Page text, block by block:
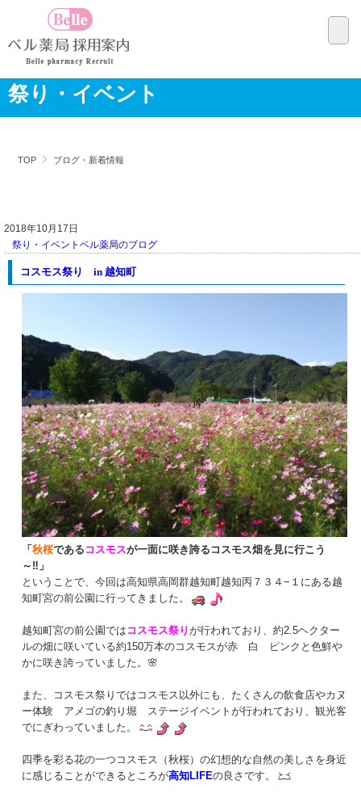
祭り・イベント
TOP ブログ・新着情報
2018年10月17日
祭り・イベント ベル薬局のブログ
コスモス祭り in 越知町
「秋桜である コスモスが一面に咲き誇るコスモス畑を見に行こう
～‼」
ということで、今回は高知県高岡群越知町越知丙７３４−１にある越
知町宮の前公園に行ってきました。
越知町宮の前公園では コスモス祭りが行われており、約2.5ヘクター
ルの畑に咲いている約150万本のコスモスが赤 白 ピンクと色鮮や
かに咲き誇っていました。🌸
また、コスモス祭りではコスモス以外にも、たくさんの飲食店やカヌ
ー体験 アメゴの釣り堀 ステージイベントが行われており、観光客
でにぎわっていました。
四季を彩る花の一つコスモス（秋桜）の幻想的な自然の美しさを身近
に感じることができるところが高知LIFEの良さです。